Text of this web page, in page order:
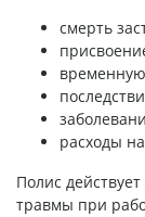
смерть
расходы
Полис
травмы при